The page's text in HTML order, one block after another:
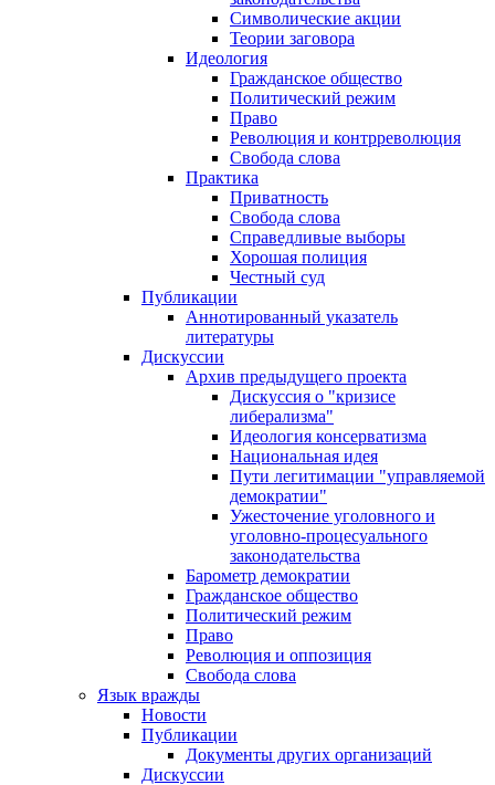
Символические акции
Теории заговора
Идеология
Гражданское общество
Политический режим
Право
Революция и контрреволюция
Свобода слова
Практика
Приватность
Свобода слова
Справедливые выборы
Хорошая полиция
Честный суд
Публикации
Аннотированный указатель
литературы
Дискуссии
Архив предыдущего проекта
Дискуссия о "кризисе
либерализма"
Идеология консерватизма
Национальная идея
Пути легитимации "управляемой
демократии"
Ужесточение уголовного и
уголовно-процесуального
законодательства
Барометр демократии
Гражданское общество
Политический режим
Право
Революция и оппозиция
Свобода слова
Язык вражды
Новости
Публикации
Документы других организаций
Дискуссии